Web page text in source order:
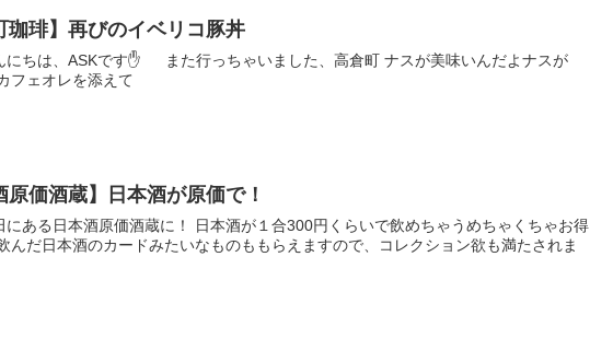
珈琲】再びのイベリコ豚丼
にちは、ASKです✋ また行っちゃいました、高倉町 ナスが美味いんだよナスが
ェオレを添えて
原価酒蔵】日本酒が原価で！
にある日本酒原価酒蔵に！ 日本酒が１合300円くらいで飲めちゃうめちゃくちゃお得
んだ日本酒のカードみたいなものももらえますので、コレクション欲も満たされま